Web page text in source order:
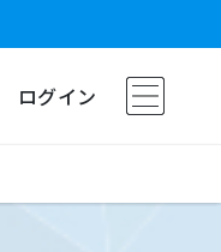
ログイン